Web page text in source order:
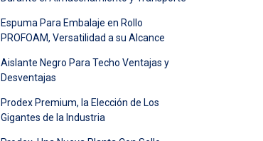
Espuma Para Embalaje en Rollo
PROFOAM, Versatilidad a su Alcance
Aislante Negro Para Techo Ventajas y
Desventajas
Prodex Premium, la Elección de Los
Gigantes de la Industria